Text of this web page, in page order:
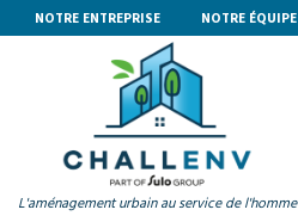
NOTRE ENTREPRISE NOTRE ÉQUIPE
L'aménagement urbain au service de l'homme